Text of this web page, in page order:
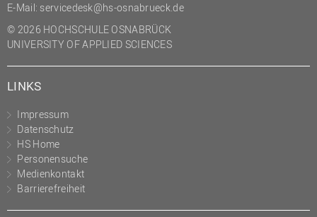
E-Mail: servicedesk@hs-osnabrueck.de
© 2026 HOCHSCHULE OSNABRÜCK
UNIVERSITY OF APPLIED SCIENCES
LINKS
Impressum
Datenschutz
HS Home
Personensuche
Medienkontakt
Barrierefreiheit